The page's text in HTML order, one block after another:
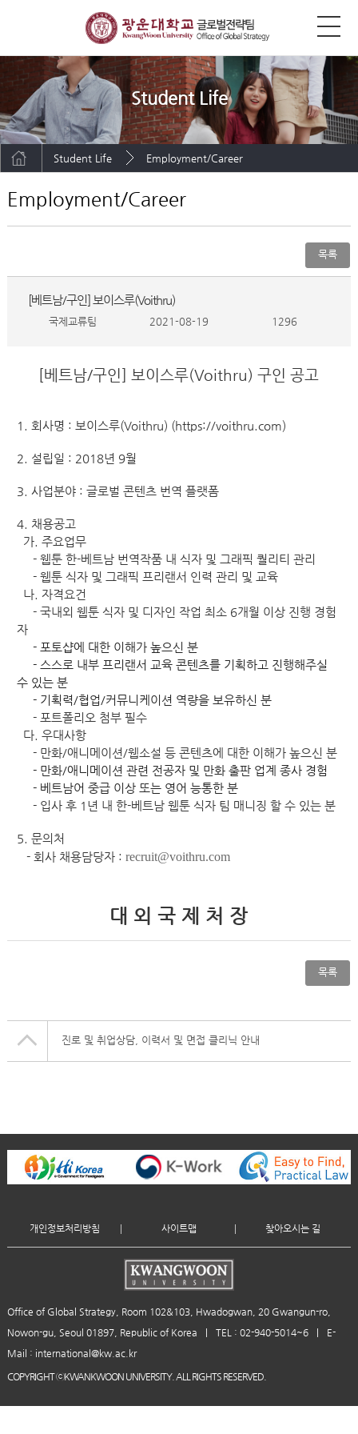
Student Life
Student Life Employment/Career
Employment/Career
목록
[베트남/구인] 보이스루(Voithru)
국제교류팀 2021-08-19 1296
[베트남/구인] 보이스루(Voithru) 구인 공고
1. 회사명 : 보이스루(Voithru) (https://voithru.com)
2. 설립일 : 2018년 9월
3. 사업분야: 글로벌 콘텐츠 번역 플랫폼
4. 채용공고
가. 주요업무
- 웹툰 한-베트남 번역작품 내 식자 및 그래픽 퀄리티 관리
- 웹툰 식자 및 그래픽 프리랜서 인력 관리 및 교육​
나. 자격요건
- 국내외 웹툰 식자 및 디자인 작업 최소 6개월 이상 진행 경험
자
- 포토샵에 대한 이해가 높으신 분
- 스스로 내부 프리랜서 교육 콘텐츠를 기획하고 진행해주실
수 있는 분
- 기획력/협업/커뮤니케이션 역량을 보유하신 분
- 포트폴리오 첨부 필수​
다. 우대사항
- 만화/애니메이션/웹소설 등 콘텐츠에 대한 이해가 높으신 분
- 만화/애니메이션 관련 전공자 및 만화 출판 업계 종사 경험
- 베트남어 중급 이상 또는 영어 능통한 분
- 입사 후 1년 내 한-베트남 웹툰 식자 팀 매니징 할 수 있는 분​
5. 문의처
-회사 채용담당자 : recruit@voithru.com
대 외 국 제 처 장
목록
진로 및 취업상담, 이력서 및 면접 클리닉 안내
개인정보처리방침 사이트맵 찾아오시는 길
Office of Global Strategy, Room 102&103, Hwadogwan, 20 Gwangun-ro,
Nowon-gu, Seoul 01897, Republic of Korea
TEL : 02-940-5014~6
E-
Mail : international@kw.ac.kr
COPYRIGHT ⓒKWANKWOON UNIVERSITY. ALL RIGHTS RESERVED.